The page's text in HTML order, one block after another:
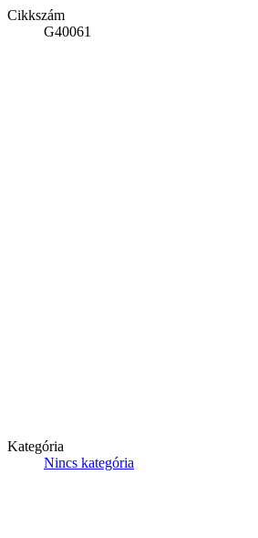
Cikkszám
G40061
Kategória
Nincs kategória